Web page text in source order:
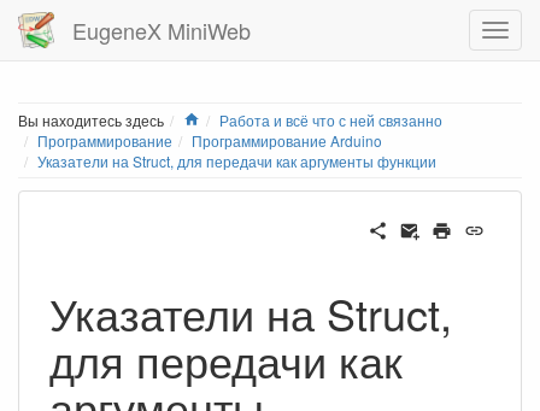
EugeneX MiniWeb
Вы находитесь здесь Home
Работа и всё что с ней связанно
Программирование
Программирование Arduino
Указатели на Struct, для передачи как аргументы функции
Указатели на Struct,
для передачи как